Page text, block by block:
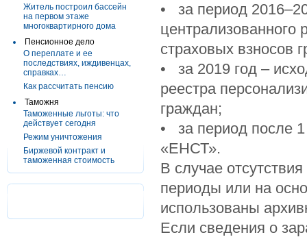
Житель построил бассейн
на первом этаже
многоквартирного дома
Пенсионное дело
О переплате и ее
последствиях, иждивенцах,
справках…
Как рассчитать пенсию
Таможня
Таможенные льготы: что
действует сегодня
Режим уничтожения
Биржевой контракт и
таможенная стоимость
• за период
централизованного
страховых взносов
• за 2019 год –
ре­естра
граждан;
• за период после
«ЕНСТ».
В случае
периоды или на
использованы
Если сведения о